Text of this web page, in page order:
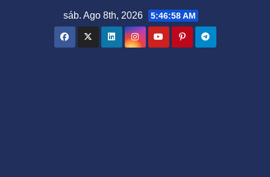
sáb. Ago 8th, 2026 5:46:59 AM